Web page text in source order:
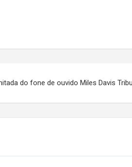
do fone de ouvido Miles Davis